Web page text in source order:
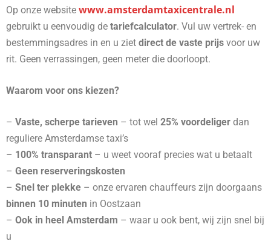
Op onze website www.amsterdamtaxicentrale.nl
gebruikt u eenvoudig de tariefcalculator. Vul uw vertrek- en
bestemmingsadres in en u ziet direct de vaste prijs voor uw
rit. Geen verrassingen, geen meter die doorloopt.
Waarom voor ons kiezen?
– Vaste, scherpe tarieven – tot wel 25% voordeliger dan
reguliere Amsterdamse taxi’s
– 100% transparant – u weet vooraf precies wat u betaalt
– Geen reserveringskosten
– Snel ter plekke – onze ervaren chauffeurs zijn doorgaans
binnen 10 minuten in Oostzaan
– Ook in heel Amsterdam – waar u ook bent, wij zijn snel bij
u